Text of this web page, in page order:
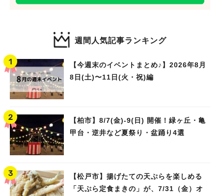
週間人気記事ランキング
【今週末のイベントまとめ♪】2026年8月
8日(土)〜11日(火・祝)編
【柏市】8/7(金)‐9(日) 開催！緑ヶ丘・亀
甲台・逆井など夏祭り・盆踊り4選
【松戸市】揚げたての天ぷらを楽しめる
「天ぷら定食まきの」が、7/31（金）オ
人気のキーワード
#ラーメン#ショッピング
#教えたい/こんなの見つけた